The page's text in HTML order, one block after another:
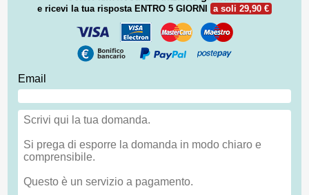
e ricevi la tua risposta ENTRO 5 GIORNI a soli 29,90 €
Email